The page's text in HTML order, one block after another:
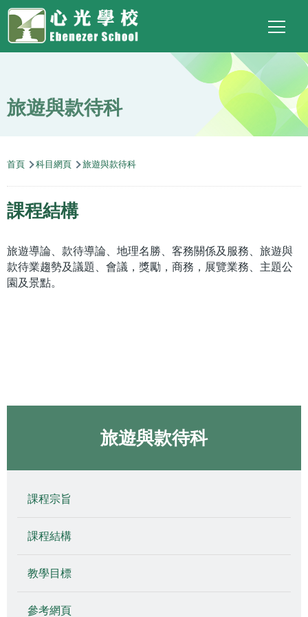
移至主內容
Top
Social
Link
Language
switcher
Main
navigation
旅遊與款待科
導
連
結
首頁 科目網頁 旅遊與款待科
課程結構
旅遊導論、款待導論、地理名勝、客務關係及服務、旅遊與
款待業趨勢及議題、會議，獎勵，商務，展覽業務、主題公
園及景點。
旅遊與款待科
課程宗旨
課程結構
教學目標
參考網頁